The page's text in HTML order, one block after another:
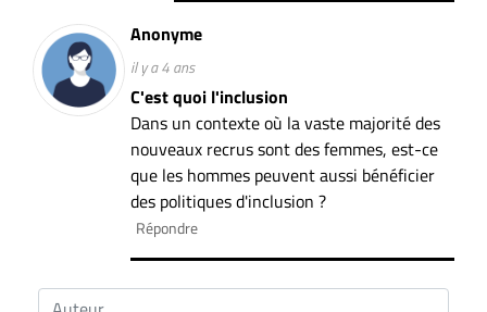
FAQ
Politique de
confidentialité
Anonyme
il y a 4 ans
C'est quoi l'inclusion
Dans un contexte où la vaste majorité des
nouveaux recrus sont des femmes, est-ce
que les hommes peuvent aussi bénéficier
des politiques d'inclusion ?
Répondre